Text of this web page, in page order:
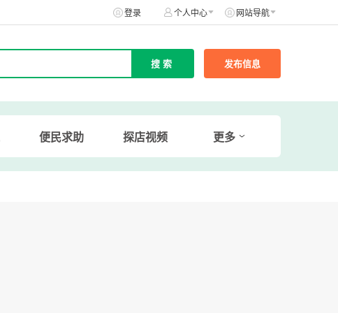
登录 个人中心 网站导航
发布信息
便民求助 探店视频 更多